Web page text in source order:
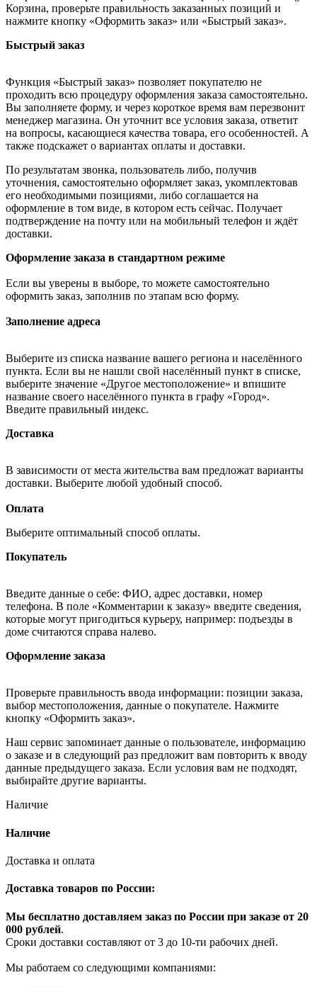
Корзина, проверьте правильность заказанных позиций и
нажмите кнопку «Оформить заказ» или «Быстрый заказ».
Быстрый заказ
Функция «Быстрый заказ» позволяет покупателю не
проходить всю процедуру оформления заказа самостоятельно.
Вы заполняете форму, и через короткое время вам перезвонит
менеджер магазина. Он уточнит все условия заказа, ответит
на вопросы, касающиеся качества товара, его особенностей. А
также подскажет о вариантах оплаты и доставки.
По результатам звонка, пользователь либо, получив
уточнения, самостоятельно оформляет заказ, укомплектовав
его необходимыми позициями, либо соглашается на
оформление в том виде, в котором есть сейчас. Получает
подтверждение на почту или на мобильный телефон и ждёт
доставки.
Оформление заказа в стандартном режиме
Если вы уверены в выборе, то можете самостоятельно
оформить заказ, заполнив по этапам всю форму.
Заполнение адреса
Выберите из списка название вашего региона и населённого
пункта. Если вы не нашли свой населённый пункт в списке,
выберите значение «Другое местоположение» и впишите
название своего населённого пункта в графу «Город».
Введите правильный индекс.
Доставка
В зависимости от места жительства вам предложат варианты
доставки. Выберите любой удобный способ.
Оплата
Выберите оптимальный способ оплаты.
Покупатель
Введите данные о себе: ФИО, адрес доставки, номер
телефона. В поле «Комментарии к заказу» введите сведения,
которые могут пригодиться курьеру, например: подъезды в
доме считаются справа налево.
Оформление заказа
Проверьте правильность ввода информации: позиции заказа,
выбор местоположения, данные о покупателе. Нажмите
кнопку «Оформить заказ».
Наш сервис запоминает данные о пользователе, информацию
о заказе и в следующий раз предложит вам повторить к вводу
данные предыдущего заказа. Если условия вам не подходят,
выбирайте другие варианты.
Наличие
Наличие
Доставка и оплата
Доставка товаров по России:
Мы бесплатно доставляем заказ по России при заказе от 20
000 рублей.
Сроки доставки составляют от 3 до 10-ти рабочих дней.
Мы работаем со следующими компаниями: